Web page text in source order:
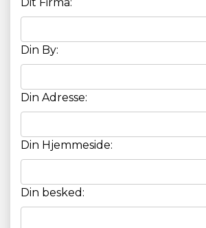
Din By:
Din Adresse:
Din Hjemmeside:
Din besked: